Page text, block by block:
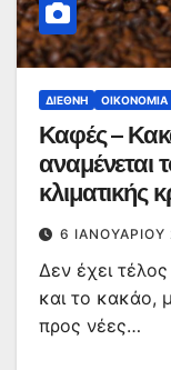
ΔΙΕΘΝΉ ΟΙΚΟΝΟΜΊΑ
Καφές –
αναμένεται
κλιματικής
6 ΙΑΝΟΥΑΡΊΟΥ
Δεν έχει
και το κακάο,
προς νέες…